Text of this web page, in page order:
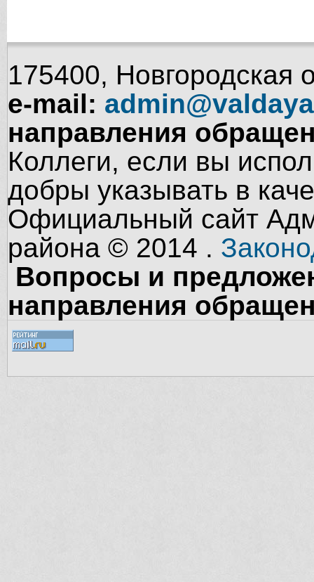
175400, Новгородская
e-mail:
направления
Коллеги, если вы
добры указывать в
Официальный сайт
района © 2014 .
Вопросы и
направления